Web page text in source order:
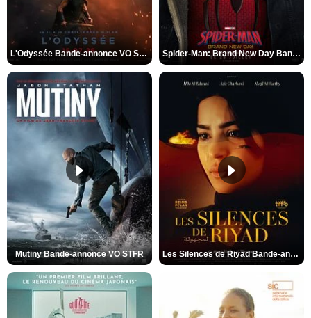
L'Odyssée Bande-annonce VO STFR Spider-Man: Brand New Day Bande-annonce VO STFR
Mutiny Bande-annonce VO STFR Les Silences de Riyad Bande-annonce VO STFR